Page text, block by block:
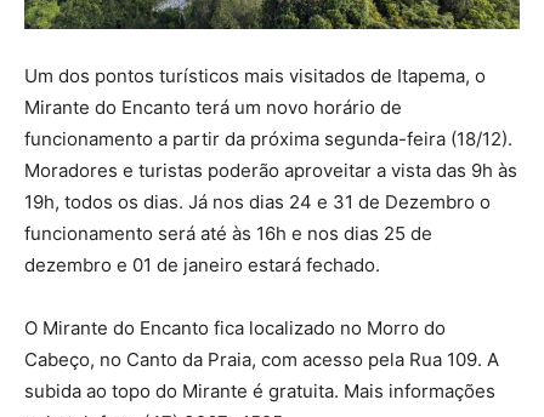
Um dos pontos turísticos mais visitados de Itapema, o
Mirante do Encanto terá um novo horário de
funcionamento a partir da próxima segunda-feira (18/12).
Moradores e turistas poderão aproveitar a vista das 9h às
19h, todos os dias. Já nos dias 24 e 31 de Dezembro o
funcionamento será até às 16h e nos dias 25 de
dezembro e 01 de janeiro estará fechado.
O Mirante do Encanto fica localizado no Morro do
Cabeço, no Canto da Praia, com acesso pela Rua 109. A
subida ao topo do Mirante é gratuita. Mais informações